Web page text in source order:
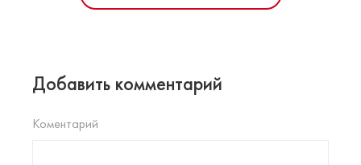
Добавить комментарий
Коментарий